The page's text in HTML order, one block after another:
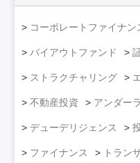
コーポレートファイナン
バイアウトファンド
ストラクチャリング
不動産投資 アンダー
デューデリジェンス
ファイナンス トラン